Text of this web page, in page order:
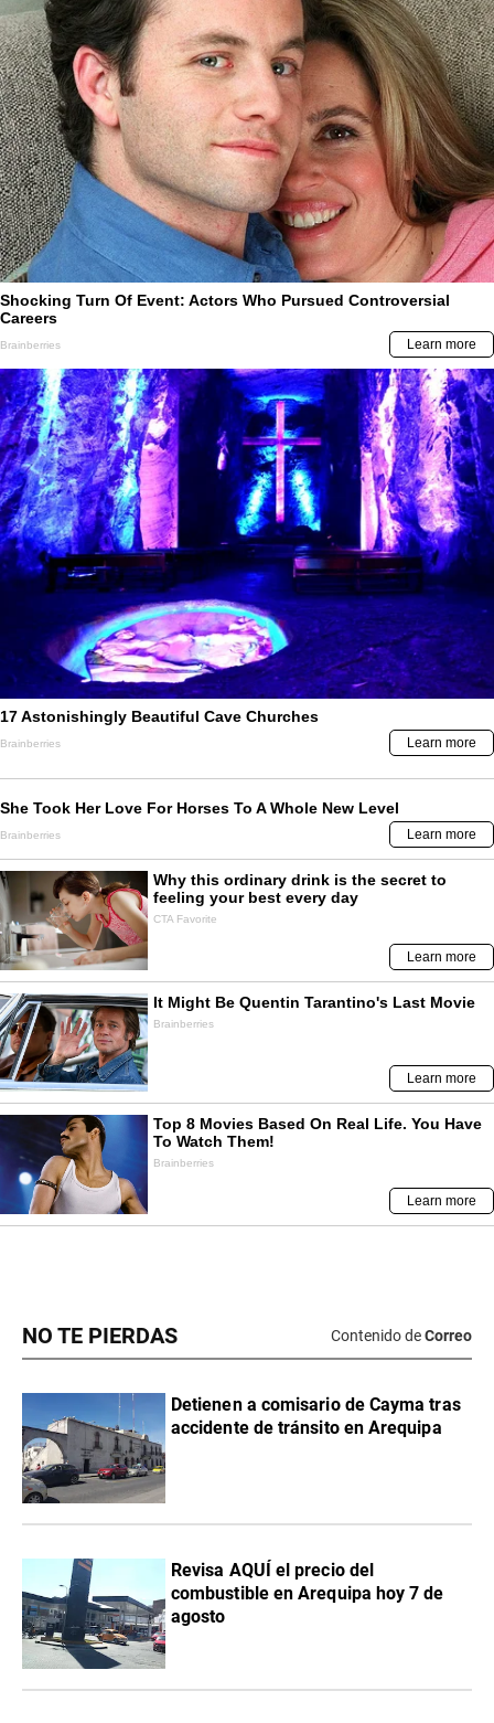
NO TE PIERDAS Contenido deCorreo
Detienen a comisario de Cayma tras
accidente de tránsito en Arequipa
Revisa AQUÍ el precio del
combustible en Arequipa hoy 7 de
agosto